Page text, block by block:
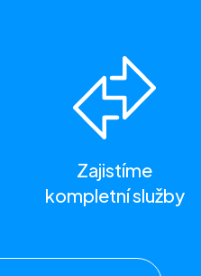
Zajistíme
kompletní služby